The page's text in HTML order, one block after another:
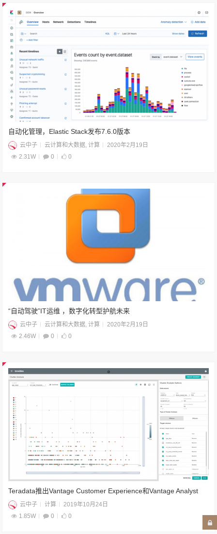
自动化管理，Elastic Stack发布7.6.0版本
云中子 云计算和大数据 ,计算
2020年2月19日
2.31W
0 0
“自动驾驶”IT运维 ，数字化转型护航未来
云中子 云计算和大数据,计算
2020年2月19日
2.46W
0 0
Teradata推出Vantage Customer Experience和Vantage Analyst
云中子 计算
2019年10月24日
1.85W
0 0